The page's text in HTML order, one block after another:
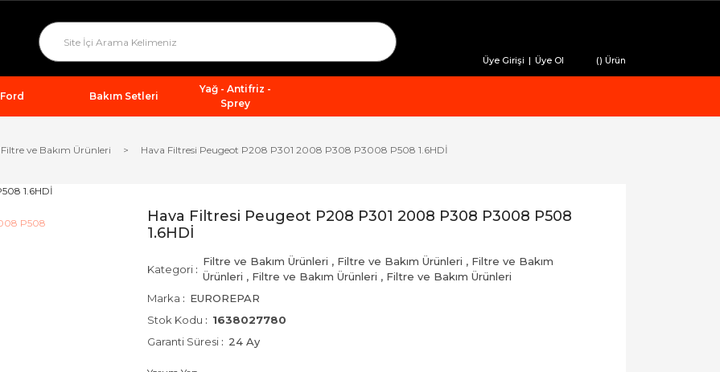
Üye Girişi | Üye Ol () Ürün
Ford Bakım Setleri
Yağ - Antifriz -
Sprey
Filtre ve Bakım Ürünleri Hava Filtresi Peugeot P208 P301 2008 P308 P3008 P508 1.6HDİ
Hava Filtresi Peugeot P208 P301 2008 P308 P3008 P508
1.6HDİ
Kategori
Filtre ve Bakım Ürünleri , Filtre ve Bakım Ürünleri , Filtre ve Bakım
Ürünleri , Filtre ve Bakım Ürünleri , Filtre ve Bakım Ürünleri
Marka
EUROREPAR
Stok Kodu
1638027780
Garanti Süresi
24 Ay